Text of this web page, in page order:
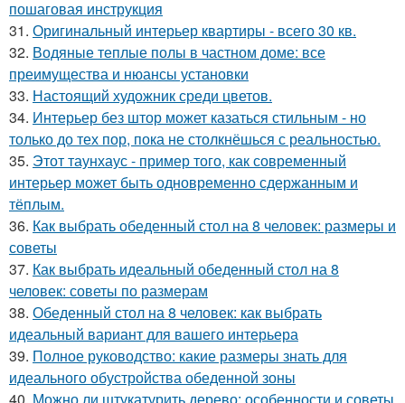
пошаговая инструкция
31. Оригинальный интерьер квартиры - всего 30 кв.
32. Водяные теплые полы в частном доме: все
преимущества и нюансы установки
33. Настоящий художник среди цветов.
34. Интерьер без штор может казаться стильным - но
только до тех пор, пока не столкнёшься с реальностью.
35. Этот таунхаус - пример того, как современный
интерьер может быть одновременно сдержанным и
тёплым.
36. Как выбрать обеденный стол на 8 человек: размеры и
советы
37. Как выбрать идеальный обеденный стол на 8
человек: советы по размерам
38. Обеденный стол на 8 человек: как выбрать
идеальный вариант для вашего интерьера
39. Полное руководство: какие размеры знать для
идеального обустройства обеденной зоны
40. Можно ли штукатурить дерево: особенности и советы